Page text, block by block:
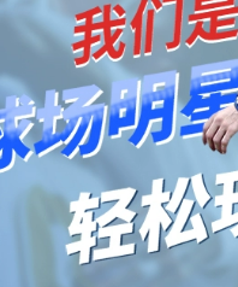
dục Adidas Túi xách
nam tách khô và
ướt túi du lịch thể
thao đa chức năng
sức chứa lớn túi
đeo bụng thể thao
túi thể thao
3,136,000